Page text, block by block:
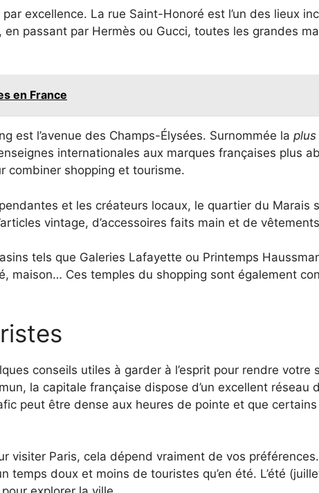
excellence. La rue Saint-Honoré est l’un des lieux
passant par Hermès ou Gucci, toutes les grandes
en France
est l’avenue des Champs-Élysées. Surnommée la
internationales aux marques françaises plus
combiner shopping et tourisme.
et les créateurs locaux, le quartier du Marais
vintage, d’accessoires faits main et de
tels que Galeries Lafayette ou Printemps
maison… Ces temples du shopping sont également
conseils utiles à garder à l’esprit pour rendre
la capitale française dispose d’un excellent
peut être dense aux heures de pointe et que
visiter Paris, cela dépend vraiment de vos
temps doux et moins de touristes qu’en été. L’été